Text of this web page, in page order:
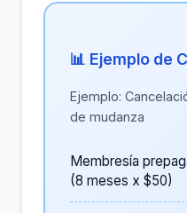
📊 Ejemplo de
Ejemplo:
de mudanza
Membresía
(8 meses x $50)